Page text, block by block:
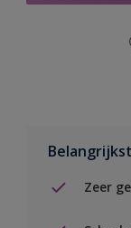
Zeer